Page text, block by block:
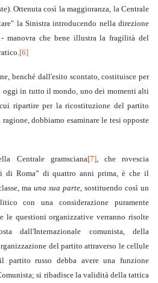
Ottenuta così la maggioranza, la Centrale
la Sinistra introducendo nella direzione
manovra che bene illustra la fragilità del
[6]
benché dall'esito scontato, costituisce per
in tutto il mondo, uno dei momenti alti
ripartire per la ricostituzione del partito
dobbiamo esaminare le tesi opposte
Centrale gramsciana[7], che rovescia
di Roma” di quattro anni prima, è che il
ma una sua parte, sostituendo così un
con una considerazione puramente
le questioni organizzative verranno risolte
dall'Internazionale comunista, della
del partito attraverso le cellule
russo debba avere una funzione
si ribadisce la validità della tattica